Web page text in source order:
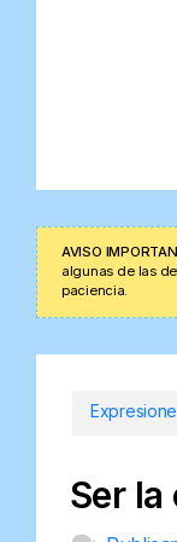
AVISO
algunas de las
paciencia.
Ser